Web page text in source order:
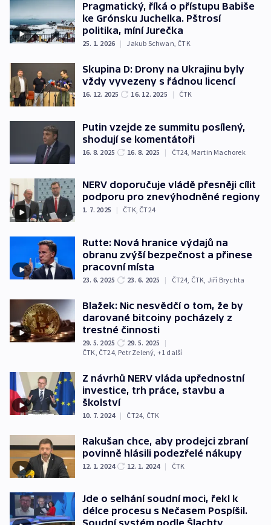
Pragmatický, říká o přístupu Babiše
ke Grónsku Juchelka. Pštrosí
politika, míní Jurečka
25. 1. 2026 | Jakub Schwan, ČTK
Skupina D: Drony na Ukrajinu byly
vždy vyvezeny s řádnou licencí
16. 12. 2025 16. 12. 2025 | ČTK
Putin vzejde ze summitu posílený,
shodují se komentátoři
16. 8. 2025 16. 8. 2025 | ČT24 Martin Machorek
NERV doporučuje vládě přesněji cílit
podporu pro znevýhodněné regiony
1. 7. 2025 | ČTK, ČT24
Rutte: Nová hranice výdajů na
obranu zvýší bezpečnost a přinese
pracovní místa
23. 6. 2025 23. 6. 2025 | ČT24 ČTK Jiří Brychta
Blažek: Nic nesvědčí o tom, že by
darované bitcoiny pocházely z
trestné činnosti
29. 5. 2025 29. 5. 2025
|
ČTK ČT24, Petr Zelený , +1 další
Z návrhů NERV vláda upřednostní
investice, trh práce, stavbu a
školství
10. 7. 2024 | ČT24 ČTK
Rakušan chce, aby prodejci zbraní
povinně hlásili podezřelé nákupy
12. 1. 2024 12. 1. 2024 | ČTK
Jde o selhání soudní moci, řekl k
délce procesu s Nečasem Pospíšil.
Soudní systém podle Šlachty